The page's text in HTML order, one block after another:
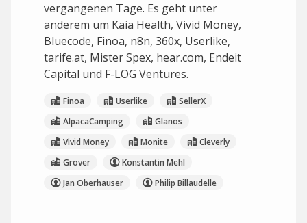
vergangenen Tage. Es geht unter
anderem um Kaia Health, Vivid Money,
Bluecode, Finoa, n8n, 360x, Userlike,
tarife.at, Mister Spex, hear.com, Endeit
Capital und F-LOG Ventures.
Finoa Userlike
SellerX
AlpacaCamping
Glanos
Vivid Money
Monite
Cleverly
Grover
Konstantin Mehl
Jan Oberhauser
Philip Billaudelle